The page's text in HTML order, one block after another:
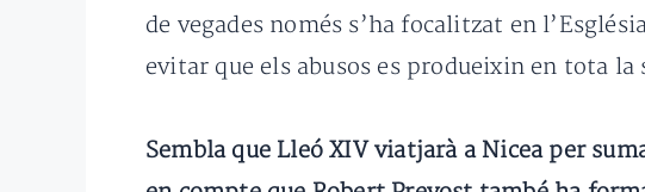
de vegades només s’ha focalitzat en
evitar que els abusos es produeixin en tota la
Sembla que Lleó XIV viatjarà a Nicea per